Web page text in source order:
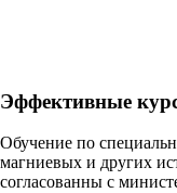
Эффективные
Обучение по
магниевых и других
согласованны с